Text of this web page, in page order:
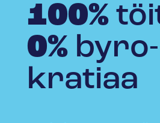
100%
0% byro­
kratiaa